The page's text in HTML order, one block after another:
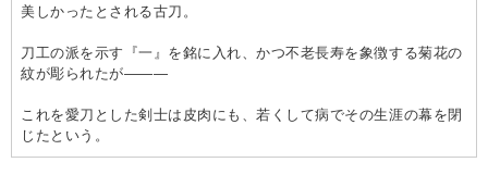
美しかったとされる古刀。
刀工の派を示す『一』を銘に入れ、かつ不老長寿を象徴する菊花の
紋が彫られたが———
これを愛刀とした剣士は皮肉にも、若くして病でその生涯の幕を閉
じたという。